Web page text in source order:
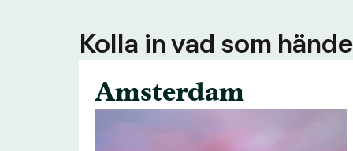
Kolla in vad som
Amsterdam